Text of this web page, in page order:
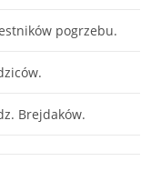
pogrzebu.
Brejdaków.